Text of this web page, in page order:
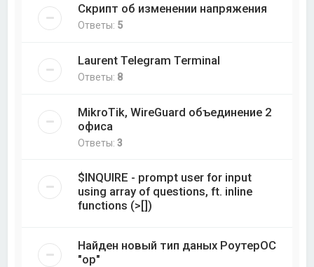
Скрипт об изменении напряжения
Ответы: 5
Laurent Telegram Terminal
Ответы: 8
MikroTik, WireGuard объединение 2
офиса
Ответы:3
$INQUIRE - prompt user for input
using array of questions, ft. inline
functions (>[])
Найден новый тип даных РоутерОС
"op"